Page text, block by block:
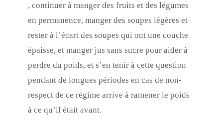
, continuer à manger des fruits et des légumes
en permanence, manger des soupes légères et
rester à l’écart des soupes qui ont une couche
épaisse, et manger jus sans sucre pour aider à
perdre du poids, et s’en tenir à cette question
pendant de longues périodes en cas de non-
respect de ce régime arrive à ramener le poids
à ce qu’il était avant.